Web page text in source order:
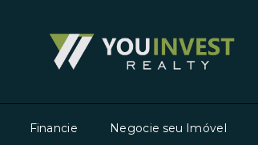
Financie Negocie seu Imóvel